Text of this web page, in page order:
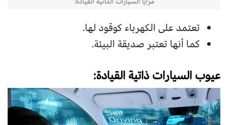
تعتمد على الكهرباء كوقود لها.
كما أنها تعتبر صديقة البيئة.
عيوب السيارات ذاتية القيادة: